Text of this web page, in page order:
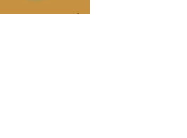
L'art de vivre JAMINI raconté avec